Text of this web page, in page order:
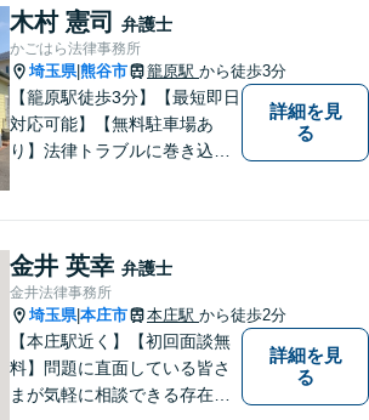
木村 憲司 弁護士
かごはら法律事務所
埼玉県|熊谷市 籠原駅 から徒歩3分
【籠原駅徒歩3分】【最短即日
対応可能】【無料駐車場あ
り】法律トラブルに巻き込ま
解決の鍵です。お困りごとが
ございましたら、お気軽にご
相談ください。
詳細を見
る
金井 英幸 弁護士
金井法律事務所
埼玉県|本庄市 本庄駅 から徒歩2分
【本庄駅近く】【初回面談無
料】問題に直面している皆さ
まが気軽に相談できる存在に
詳細を見
る